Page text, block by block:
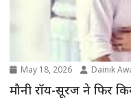
May 18, 2026 Dainik
मौनी रॉय-सूरज ने फिर